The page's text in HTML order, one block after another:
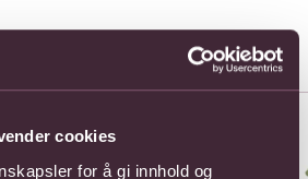
cookies
for å gi innhold og
i Egypt Se alle
Se mer om Arrangement of